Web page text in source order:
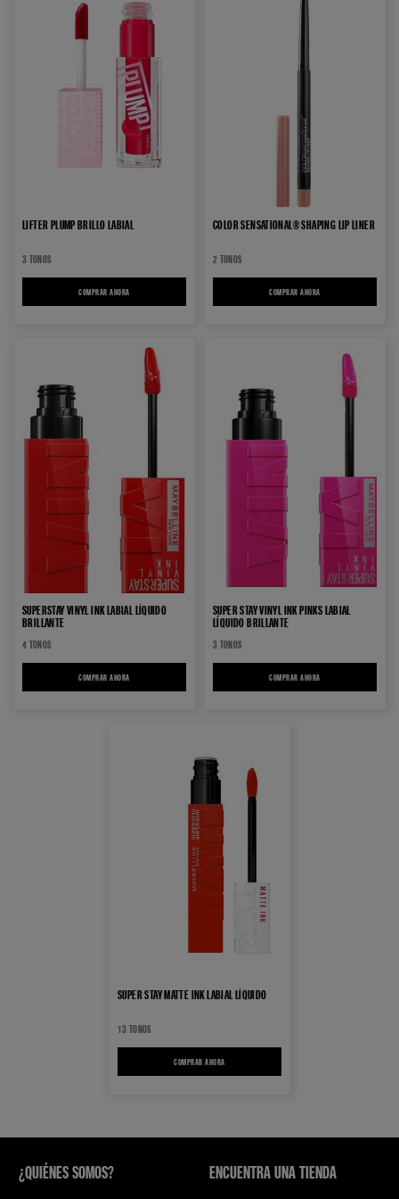
LIFTER PLUMP BRILLO LABIAL
3 TONOS
COMPRAR AHORA
COLOR SENSATIONAL® SHAPING LIP LINER
2 TONOS
COMPRAR AHORA
SUPERSTAY VINYL INK LABIAL LÍQUIDO
BRILLANTE
4 TONOS
COMPRAR AHORA SUPERSTAY VINYL INK LABIAL LÍQUIDO BRILLANTE
SUPER STAY VINYL INK PINKS LABIAL
LÍQUIDO BRILLANTE
3 TONOS
COMPRAR AHORA
SUPER STAY MATTE INK LABIAL LÍQUIDO
13 TONOS
COMPRAR AHORA
¿QUIÉNES SOMOS? ENCUENTRA UNA TIENDA